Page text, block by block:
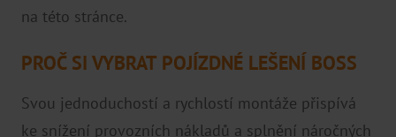
Podporujeme
FAQ
na této stránce.
PROČ SI VYBRAT POJÍZDNÉ LEŠENÍ BOSS
Svou jednoduchostí a rychlostí montáže přispívá
ke snížení provozních nákladů a splnění náročných